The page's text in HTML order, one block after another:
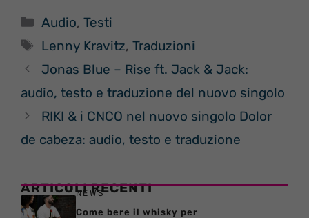
Categorie
Audio,Testi
Tag
Lenny Kravitz,Traduzioni
Jonas Blue – Rise ft. Jack & Jack:
audio, testo e traduzione del nuovo singolo
RIKI & i CNCO nel nuovo singolo Dolor
de cabeza: audio, testo e traduzione
ARTICOLI RECENTI
NEWS
Come bere il whisky per